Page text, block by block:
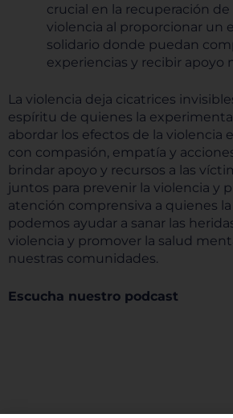
crucial en la recuperación
violencia al proporcionar un
solidario donde puedan
experiencias y recibir apoyo
La violencia deja cicatrices
espíritu de quienes la
abordar los efectos de la violencia
con compasión, empatía y
brindar apoyo y recursos a las
juntos para prevenir la violencia y
atención comprensiva a quienes
podemos ayudar a sanar las
violencia y promover la salud
nuestras comunidades.
Escucha nuestro podcast